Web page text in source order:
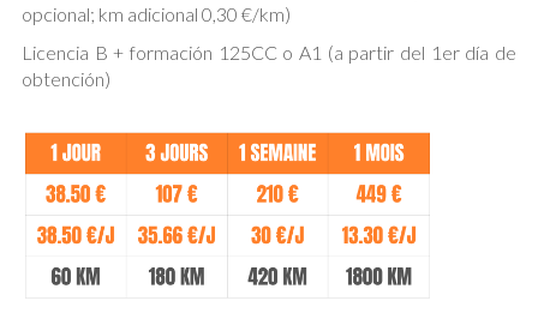
opcional; km adicional 0,30 €/km)
Licencia B + formación 125CC o A1 (a partir del 1er día de
obtención)